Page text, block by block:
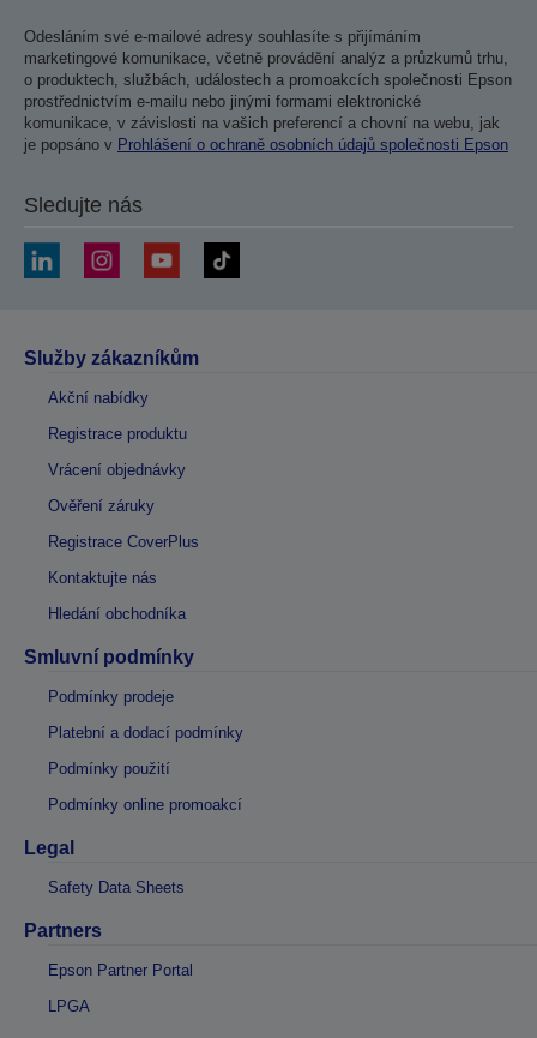
Odesláním své e-mailové adresy souhlasíte s přijímáním
marketingové komunikace, včetně provádění analýz a průzkumů trhu,
o produktech, službách, událostech a promoakcích společnosti Epson
prostřednictvím e-mailu nebo jinými formami elektronické
komunikace, v závislosti na vašich preferencí a chovní na webu, jak
je popsáno v Prohlášení o ochraně osobních údajů společnosti Epson
Sledujte nás
Služby zákazníkům
Akční nabídky
Registrace produktu
Vrácení objednávky
Ověření záruky
Registrace CoverPlus
Kontaktujte nás
Hledání obchodníka
Smluvní podmínky
Podmínky prodeje
Platební a dodací podmínky
Podmínky použití
Podmínky online promoakcí
Legal
Safety Data Sheets
Partners
Epson Partner Portal
LPGA